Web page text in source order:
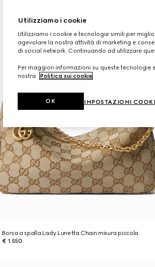
Borsa a spalla Lady Lunetta Chain misura piccola
€ 1.550
Utilizziamo i cookie
Utilizziamo i cookie e tecnologie simili per
agevolare la nostra attività di marketing e
di social network. Continuando ad utilizzare
Per maggiori informazioni su queste tecnologie
nostra
Politica sui cookie.
IMPOSTAZIONI
OK